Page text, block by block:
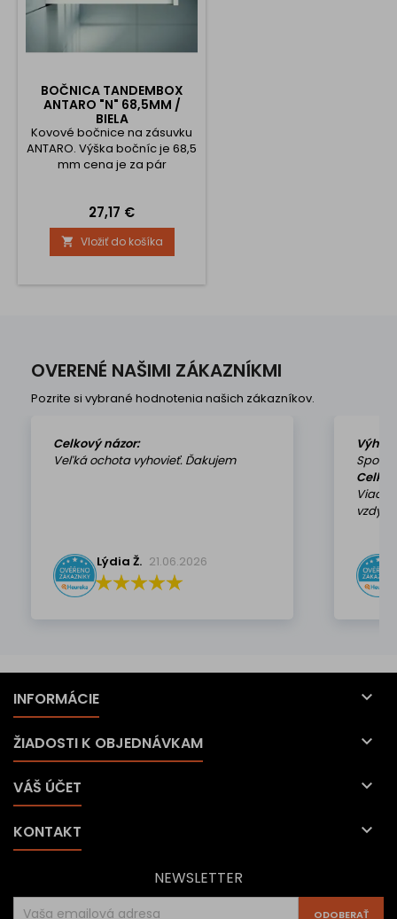
BOČNICA TANDEMBOX
ANTARO "N" 68,5MM /
BIELA
Kovové bočnice na zásuvku
ANTARO. Výška bočníc je 68,5
mm cena je za pár
Cena
27,17 €
 Vložiť do košíka
OVERENÉ NAŠIMI ZÁKAZNÍKMI
Pozrite si vybrané hodnotenia našich zákazníkov.
Celkový názor:
Veľká ochota vyhovieť. Ďakujem
Lýdia Ž. 21.06.2026
vzdy k
INFORMÁCIE 
ŽIADOSTI K OBJEDNÁVKAM 
VÁŠ ÚČET 
KONTAKT 
NEWSLETTER